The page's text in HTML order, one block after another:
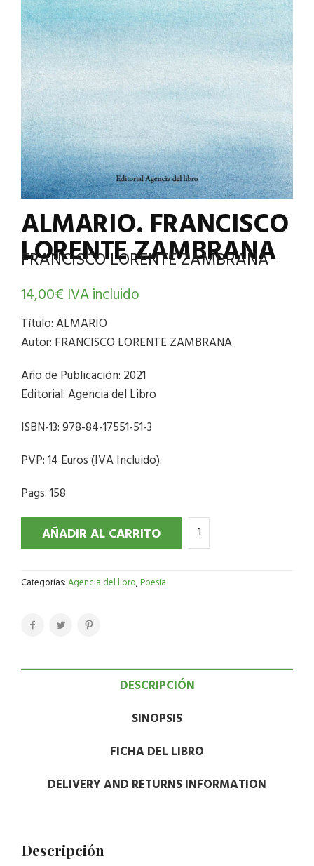
ALMARIO. FRANCISCO
LORENTE ZAMBRANA
FRANCISCO LORENTE ZAMBRANA
14,00€ IVA incluido
Título: ALMARIO
Autor: FRANCISCO LORENTE ZAMBRANA
Año de Publicación: 2021
Editorial: Agencia del Libro
ISBN-13: 978-84-17551-51-3
PVP: 14 Euros (IVA Incluido).
Pags. 158
AÑADIR AL CARRITO
Categorías:Agencia del libro,Poesía
DESCRIPCIÓN
SINOPSIS
FICHA DEL LIBRO
DELIVERY AND RETURNS INFORMATION
Descripción